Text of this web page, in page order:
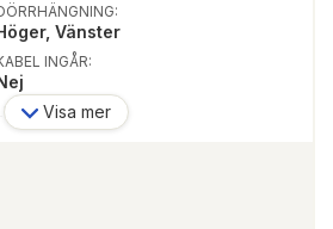
Vänster
INGÅR:
250 kg
Visa mer